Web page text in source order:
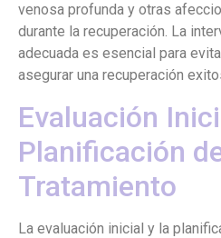
venosa profunda y otras
durante la recuperación. La
adecuada es esencial para
asegurar una recuperación
Evaluación
Planificación
Tratamiento
La evaluación inicial y la